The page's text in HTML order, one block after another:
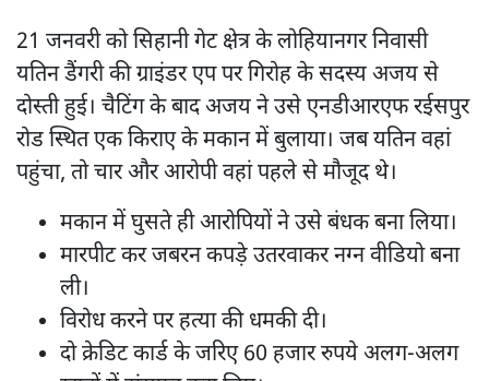
21 जनवरी को सिहानी गेट क्षेत्र के लोहियानगर निवासी
यतिन डैंगरी की ग्राइंडर एप पर गिरोह के सदस्य अजय से
दोस्ती हुई। चैटिंग के बाद अजय ने उसे एनडीआरएफ रईसपुर
रोड स्थित एक किराए के मकान में बुलाया। जब यतिन वहां
पहुंचा, तो चार और आरोपी वहां पहले से मौजूद थे।
मकान में घुसते ही आरोपियों ने उसे बंधक बना लिया।
मारपीट कर जबरन कपड़े उतरवाकर नग्न वीडियो बना
ली।
विरोध करने पर हत्या की धमकी दी।
दो क्रेडिट कार्ड के जरिए 60 हजार रुपये अलग-अलग